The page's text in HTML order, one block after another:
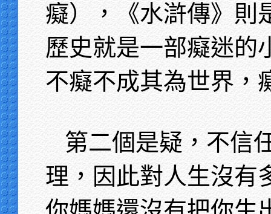
癡），《水滸傳》則
歷史就是一部癡迷的
不癡不成其為世界，
第二個是疑，不信
理，因此對人生沒有